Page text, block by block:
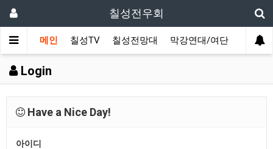
칠성전우회
메인 칠성TV 칠성전망대 막강연대/여단 사단
Login
Have a Nice Day!
아이디